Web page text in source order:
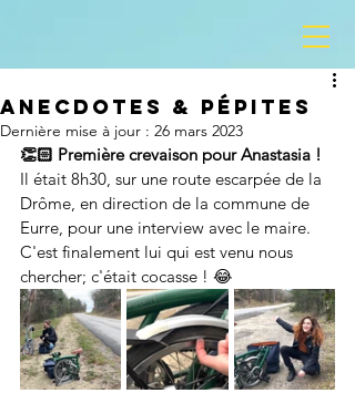
Anecdotes & pépites
Dernière mise à jour : 26 mars 2023
👏🏻 Première crevaison pour Anastasia !
Il était 8h30, sur une route escarpée de la
Drôme, en direction de la commune de
Eurre, pour une interview avec le maire.
C'est finalement lui qui est venu nous
chercher; c'était cocasse ! 😂